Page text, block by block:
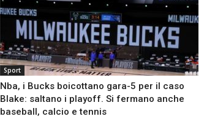
Sport
Nba, i Bucks boicottano gara-5 per il caso
Blake: saltano i playoff. Si fermano anche
baseball, calcio e tennis